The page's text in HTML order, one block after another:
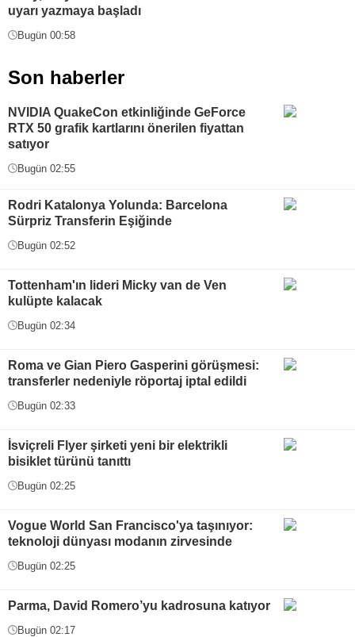
uyarı yazmaya başladı
Bugün 00:58
Son haberler
NVIDIA QuakeCon etkinliğinde GeForce
RTX 50 grafik kartlarını önerilen fiyattan
satıyor
Bugün 02:55
Rodri Katalonya Yolunda: Barcelona
Sürpriz Transferin Eşiğinde
Bugün 02:52
Tottenham'ın lideri Micky van de Ven
kulüpte kalacak
Bugün 02:34
Roma ve Gian Piero Gasperini görüşmesi:
transferler nedeniyle röportaj iptal edildi
Bugün 02:33
İsviçreli Flyer şirketi yeni bir elektrikli
bisiklet türünü tanıttı
Bugün 02:25
Vogue World San Francisco'ya taşınıyor:
teknoloji dünyası modanın zirvesinde
Bugün 02:25
Parma, David Romero’yu kadrosuna katıyor
Bugün 02:17